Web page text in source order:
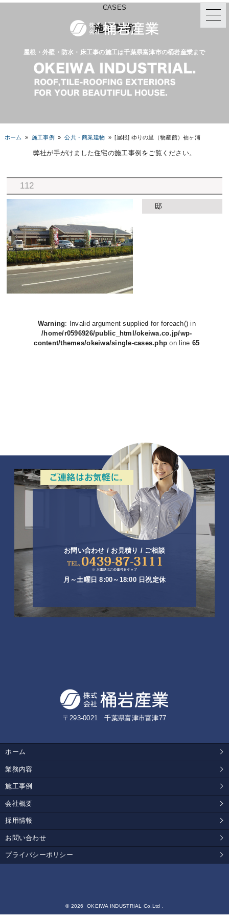
屋根・外壁・防水・床工事の施工は千葉県富津市の桶岩産業まで
CASES
施工事例
ホーム » 施工事例 »公共・商業建物 »[屋根] ゆりの里（物産館）袖ヶ浦
弊社が手がけました住宅の施工事例をご覧ください。
112
邸
Warning: Invalid argument supplied for foreach() in
/home/r0596926/public_html/okeiwa.co.jp/wp-
content/themes/okeiwa/single-cases.php on line 65
お問い合わせ / お見積り / ご相談
月～土曜日 8:00～18:00 日祝定休
〒293-0021 千葉県富津市富津77
ホーム
業務内容
施工事例
会社概要
採用情報
お問い合わせ
プライバシーポリシー
© 2026 OKEIWA INDUSTRIAL Co.Ltd .